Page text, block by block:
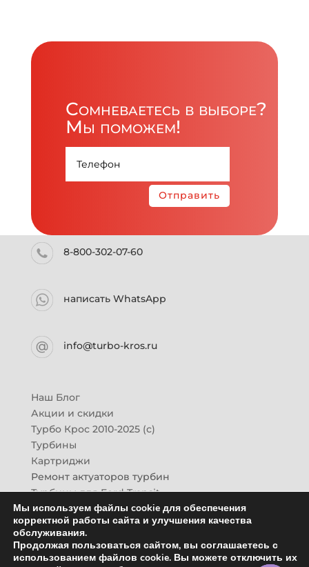
Сомневаетесь в выборе?
Мы поможем!
Отправить
8-800-302-07-60
написать WhatsApp
info@turbo-kros.ru
Наш Блог
Акции и скидки
Турбо Крос 2010-2025 (с)
Турбины
Картриджи
Ремонт актуаторов турбин
Турбины для Ford Transit
Турбины для Mazda CX-7
Картридж для ГАЗон-Next
Турбины HINO (Хино)
Купить новую турбину
Мы используем файлы cookie для обеспечения
корректной работы сайта и улучшения качества
обслуживания.
Продолжая пользоваться сайтом, вы соглашаетесь с
использованием файлов cookie. Вы можете отключить их